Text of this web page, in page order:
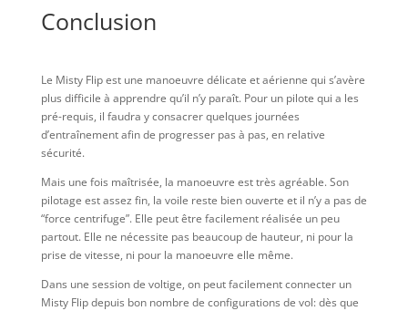
Conclusion
Le Misty Flip est une manoeuvre délicate et aérienne qui s’avère
plus difficile à apprendre qu’il n’y paraît. Pour un pilote qui a les
pré-requis, il faudra y consacrer quelques journées
d’entraînement afin de progresser pas à pas, en relative
sécurité.
Mais une fois maîtrisée, la manoeuvre est très agréable. Son
pilotage est assez fin, la voile reste bien ouverte et il n’y a pas de
“force centrifuge”. Elle peut être facilement réalisée un peu
partout. Elle ne nécessite pas beaucoup de hauteur, ni pour la
prise de vitesse, ni pour la manoeuvre elle même.
Dans une session de voltige, on peut facilement connecter un
Misty Flip depuis bon nombre de configurations de vol: dès que